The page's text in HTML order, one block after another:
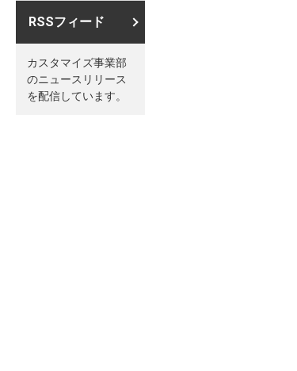
RSSフィード
カスタマイズ事業部
のニュースリリース
を配信しています。